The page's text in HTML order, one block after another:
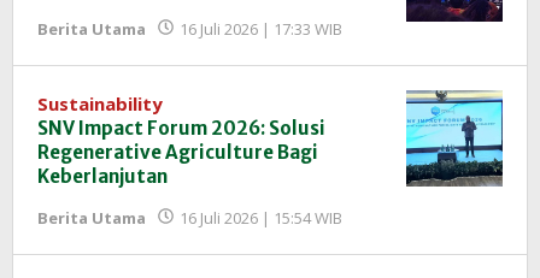
Berita Utama 16 Juli 2026 | 17:33 WIB
InfoSAWIT
Sustainability
SNV Impact Forum 2026: Solusi
Regenerative Agriculture Bagi
Keberlanjutan
Berita Utama 16 Juli 2026 | 15:54 WIB
InfoSAWIT